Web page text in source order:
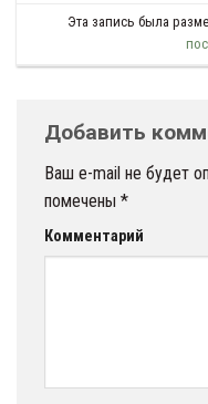
Эта запись была
Добавить
Ваш e-mail не будет
помечены *
Комментарий